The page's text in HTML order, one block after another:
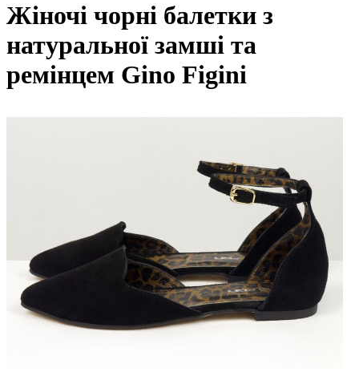
Жіночі чорні балетки з
натуральної замші та
ремінцем Gino Figini